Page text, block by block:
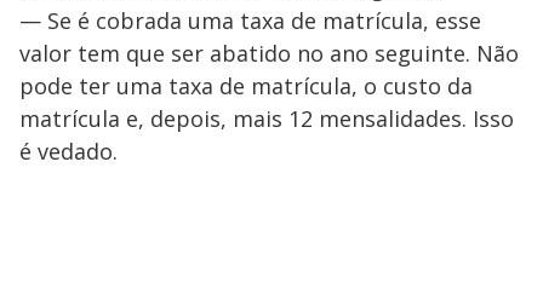
— Se é cobrada uma taxa de matrícula, esse
valor tem que ser abatido no ano seguinte. Não
pode ter uma taxa de matrícula, o custo da
matrícula e, depois, mais 12 mensalidades. Isso
é vedado.